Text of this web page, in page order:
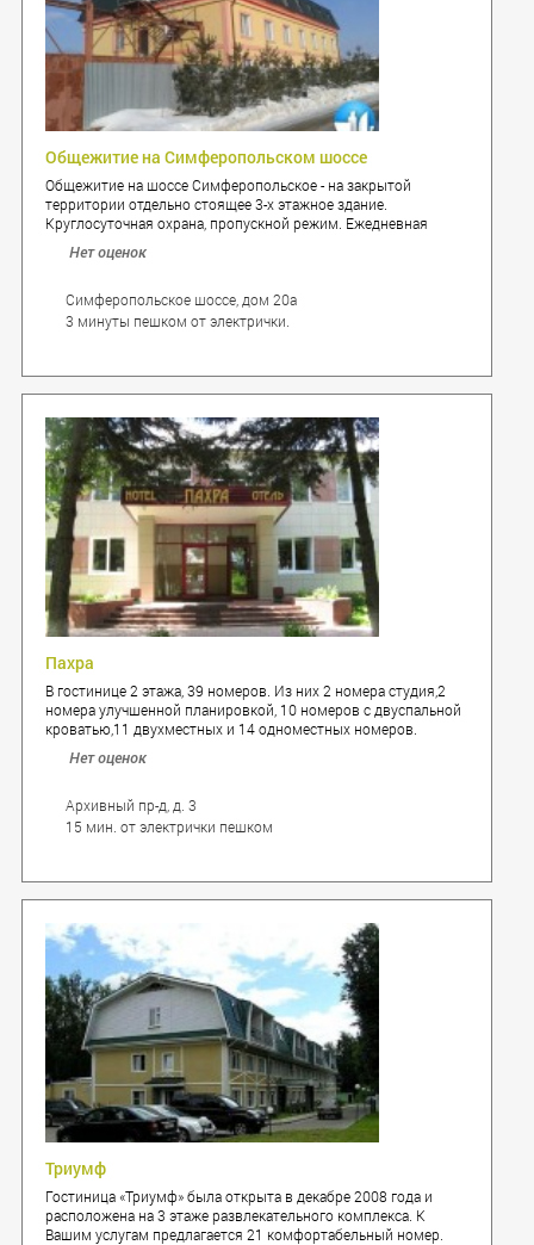
Общежитие на Симферопольском шоссе
Общежитие на шоссе Симферопольское - на закрытой
территории отдельно стоящее 3-х этажное здание.
Круглосуточная охрана, пропускной режим. Ежедневная
наблюдение. Развитая инфраструктура.
Нет оценок
Симферопольское шоссе, дом 20а
3 минуты пешком от электрички.
Пахра
В гостинице 2 этажа, 39 номеров. Из них 2 номера студия,2
номера улучшенной планировкой, 10 номеров с двуспальной
кроватью,11 двухместных и 14 одноместных номеров.
Нет оценок
Архивный пр-д, д. 3
15 мин. от электрички пешком
Триумф
Гостиница «Триумф» была открыта в декабре 2008 года и
расположена на 3 этаже развлекательного комплекса. К
Вашим услугам предлагается 21 комфортабельный номер.